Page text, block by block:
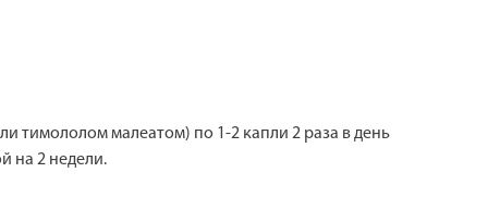
тимололом малеатом) по 1-2 капли 2 раза в день
на 2 недели.